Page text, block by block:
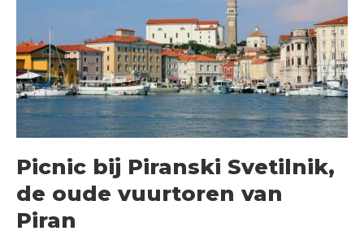
Picnic bij Piranski Svetilnik,
de oude vuurtoren van
Piran